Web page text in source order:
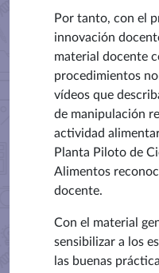
Por tanto, con el
innovación
material docente
procedimientos
vídeos que
de manipulación
actividad
Planta Piloto de
Alimentos
docente.
Con el material
sensibilizar a los
las buenas